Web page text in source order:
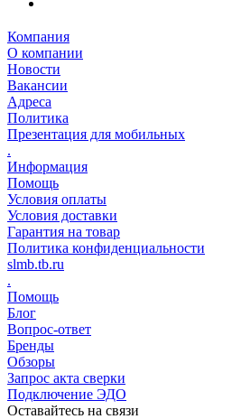
Компания
О компании
Новости
Вакансии
Адреса
Политика
Презентация для мобильных
.
Информация
Помощь
Условия оплаты
Условия доставки
Гарантия на товар
Политика конфиденциальности
slmb.tb.ru
.
Помощь
Блог
Вопрос-ответ
Бренды
Обзоры
Запрос акта сверки
Подключение ЭДО
Оставайтесь на связи